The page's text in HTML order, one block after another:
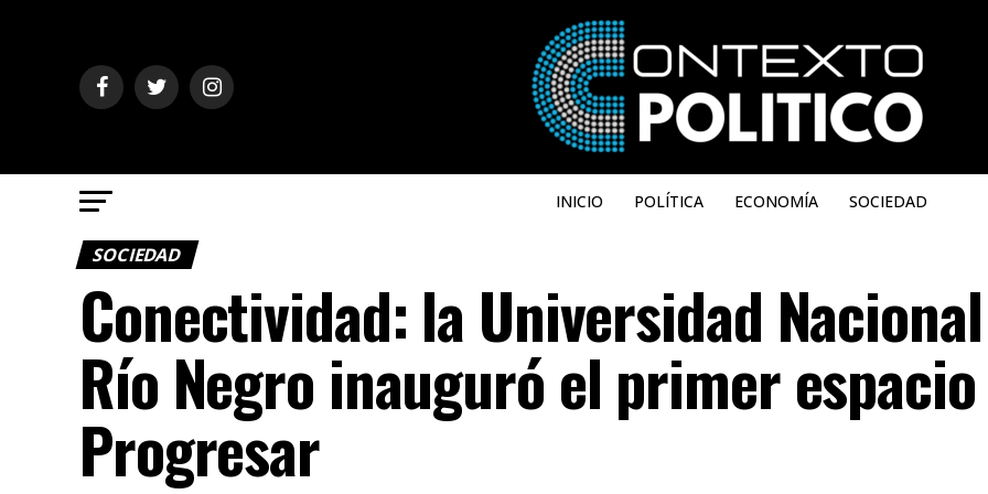
INICIO POLÍTICA ECONOMÍA SOCIEDAD
SOCIEDAD
Conectividad: la Universidad
Río Negro inauguró el primer espacio
Progresar